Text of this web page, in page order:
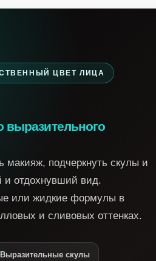
ЦВЕТ ЛИЦА
выразительного
макияж, подчеркнуть скулы и
и отдохнувший вид.
или жидкие формулы в
и сливовых оттенках.
Выразительные скулы